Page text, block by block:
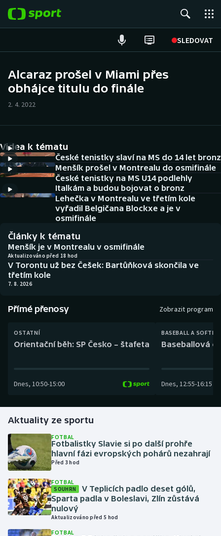
SLEDOVAT
Hokej
Cyklistika
DALŠÍ SPORTY
Americký fotbal
Basketbal
Biatlon
Curling
Futsal
Golf
Gymnastika
Házená
Jezdectví
NEPŘEHLÉDNĚTE
Historické návraty
Aplikace ČT sport
Alcaraz prošel v Miami přes
obhájce titulu do finále
2. 4. 2022
Videa k tématu
České tenistky slaví na MS do 14 let bronz
Menšík prošel v Montrealu do osmifinále
České tenistky na MS U14 podlehly
Italkám a budou bojovat o bronz
Lehečka v Montrealu ve třetím kole
vyřadil Belgičana Blockxe a je v
osmifinále
Články k tématu
Menšík je v Montrealu v osmifinále
Aktualizováno před 18 hod
V Torontu už bez Češek: Bartůňková skončila ve
třetím kole
7. 8. 2026
Přímé přenosy Zobrazit program
OSTATNÍ
Orientační běh: SP Česko – štafeta
Dnes, 10:50-15:00
BASEBALL A
Baseballová
Dnes, 12:55-16:15
Aktuality ze sportu
FOTBAL
Fotbalistky Slavie si po další prohře
hlavní fázi evropských pohárů nezahrají
Před 3 hod
FOTBAL
SOUHRN
V Teplicích padlo deset gólů,
Sparta padla v Boleslavi, Zlín zůstává
nulový
Aktualizováno před 5 hod
FOTBAL